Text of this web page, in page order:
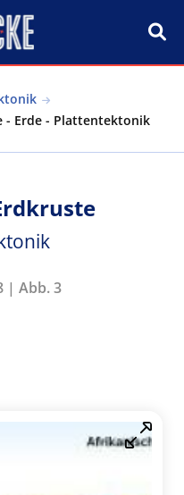
- Erde - Plattentektonik
| Abb. 3